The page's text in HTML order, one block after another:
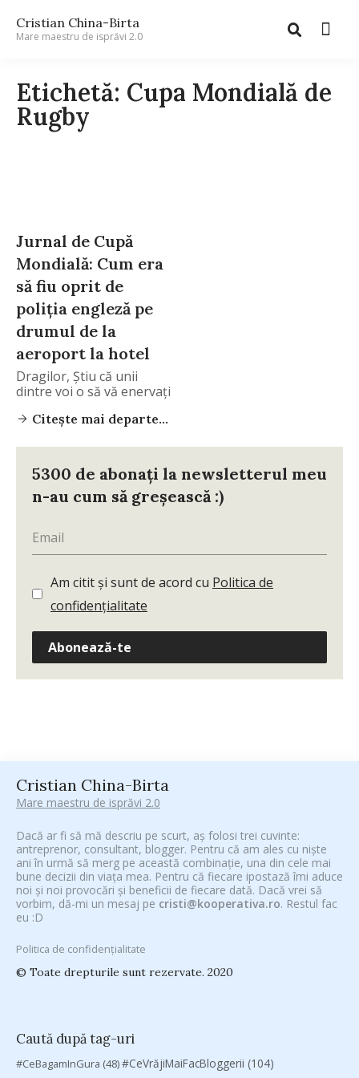
Cristian China-Birta
Mare maestru de isprăvi 2.0
Etichetă: Cupa Mondială de
Rugby
Jurnal de Cupă
Mondială: Cum era
să fiu oprit de
poliția engleză pe
drumul de la
aeroport la hotel
Dragilor, Știu că unii
dintre voi o să vă enervați
Citește mai departe...
5300 de abonați la newsletterul meu
n-au cum să greșească :)
Am citit și sunt de acord cu Politica de
confidențialitate
Abonează-te
Cristian China-Birta
Mare maestru de isprăvi 2.0
Dacă ar fi să mă descriu pe scurt, aș folosi trei cuvinte:
antreprenor, consultant, blogger. Pentru că am ales cu niște
ani în urmă să merg pe această combinație, una din cele mai
bune decizii din viața mea. Pentru că fiecare ipostază îmi aduce
noi și noi provocări și beneficii de fiecare dată. Dacă vrei să
vorbim, dă-mi un mesaj pe cristi@kooperativa.ro. Restul fac
eu :D
Politica de confidențialitate
© Toate drepturile sunt rezervate. 2020
Caută după tag-uri
#CeBagamInGura (48)#CeVrăjiMaiFacBloggerii (104)